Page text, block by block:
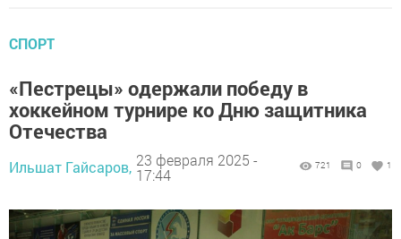
СПОРТ
«Пестрецы» одержали победу в
хоккейном турнире ко Дню защитника
Отечества
Ильшат Гайсаров, 23 февраля 2025 -
17:44
721 0 1